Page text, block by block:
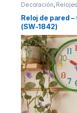
Decoración, Relojes
Reloj de pared
(SW-1842)